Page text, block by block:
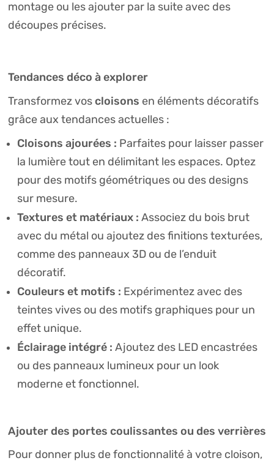
montage ou les ajouter par la suite avec des
découpes précises.
Tendances déco à explorer
Transformez voscloisons en éléments décoratifs
grâce aux tendances actuelles :
Cloisons ajourées : Parfaites pour laisser passer
la lumière tout en délimitant les espaces. Optez
pour des motifs géométriques ou des designs
sur mesure.
Textures et matériaux : Associez du bois brut
avec du métal ou ajoutez des finitions texturées,
comme des panneaux 3D ou de l’enduit
décoratif.
Couleurs et motifs : Expérimentez avec des
teintes vives ou des motifs graphiques pour un
effet unique.
Éclairage intégré : Ajoutez des LED encastrées
ou des panneaux lumineux pour un look
moderne et fonctionnel.
Ajouter des portes coulissantes ou des verrières
Pour donner plus de fonctionnalité à votre cloison,